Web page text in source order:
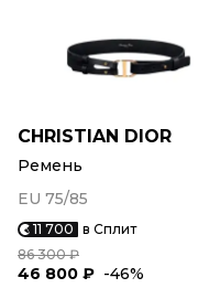
CHRISTIAN DIOR
Ремень
EU 75/85
11 700 в Сплит
86 300 ₽
46 800 ₽ -46%